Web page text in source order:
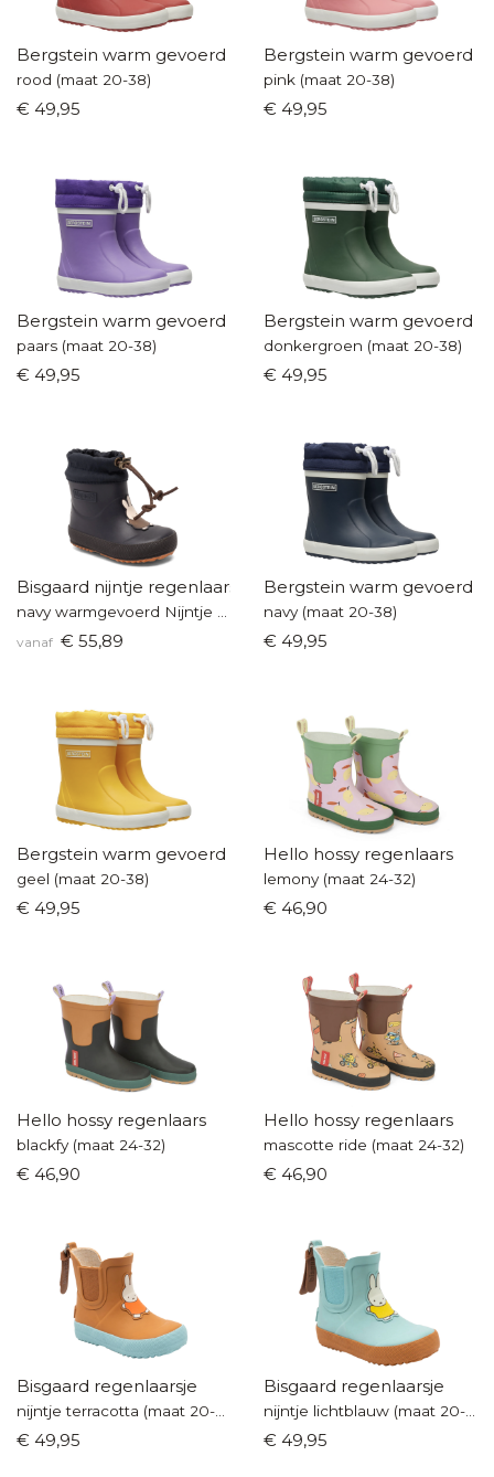
Bergstein warm gevoerd
rood (maat 20-38)
€ 49,95
Bergstein warm gevoerd
pink (maat 20-38)
€ 49,95
Bergstein warm gevoerd
paars (maat 20-38)
€ 49,95
Bergstein warm gevoerd
donkergroen (maat 20-38)
€ 49,95
Bisgaard nijntje regenlaarsje
vanaf € 55,89
Bergstein warm gevoerd
navy (maat 20-38)
€ 49,95
Bergstein warm gevoerd
geel (maat 20-38)
€ 49,95
Hello hossy regenlaars
lemony (maat 24-32)
€ 46,90
Hello hossy regenlaars
blackfy (maat 24-32)
€ 46,90
Hello hossy regenlaars
mascotte ride (maat 24-32)
€ 46,90
Bisgaard regenlaarsje
€ 49,95
Bisgaard regenlaarsje
€ 49,95